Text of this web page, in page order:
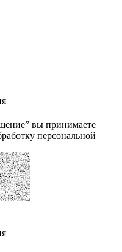
вы принимаете
персональной